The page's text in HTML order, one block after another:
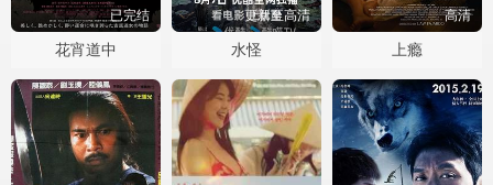
已完结
花宵道中
更新至高清
水怪
高清
上瘾